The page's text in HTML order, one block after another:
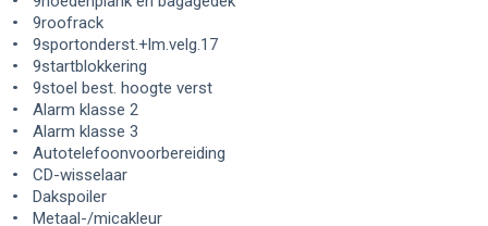
9roofrack
9sportonderst.+lm.velg.17
9startblokkering
9stoel best. hoogte verst
Alarm klasse 2
Alarm klasse 3
Autotelefoonvoorbereiding
CD-wisselaar
Dakspoiler
Metaal-/micakleur